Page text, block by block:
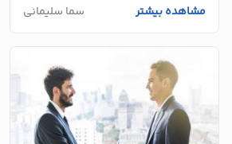
مشاهده بیشتر سما سلیمانی